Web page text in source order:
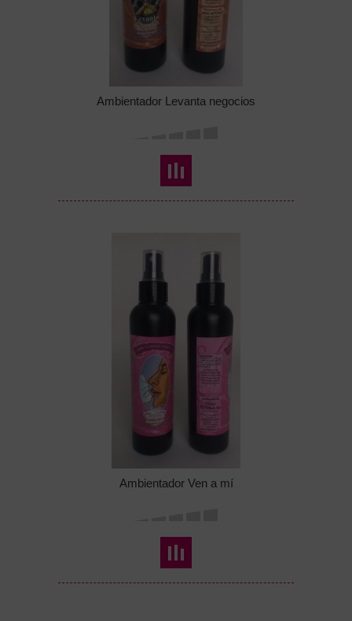
Ambientador Levanta negocios
Ambientador Ven a mí